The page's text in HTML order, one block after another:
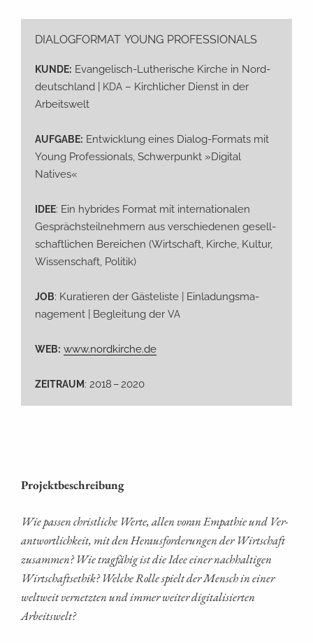
DIALOGFORMAT YOUNG PROFESSIONALS
KUNDE: Evan­ge­lisch-Luthe­ri­sche Kir­che in Nord­
deutsch­land |
KDA – Kirch­li­cher Dienst in der
Arbeitswelt
AUFGABE: Ent­wick­lung eines Dia­log-For­mats mit
Young Pro­fes­sio­nals, Schwer­punkt »Digi­tal
Natives«
IDEE: Ein hybri­des For­mat mit inter­na­tio­na­len
Gesprächs­teil­neh­mern aus ver­schie­de­nen gesell­
schaft­li­chen Berei­chen (Wirt­schaft, Kir­che, Kul­tur,
Wis­sen­schaft, Politik)
JOB: Kura­tie­ren der Gäs­te­lis­te | Ein­la­dungs­ma­
nage­ment | Beglei­tung der VA
WEB: www.nordkirche.de
ZEITRAUM : 2018 – 2020
Pro­jekt­be­schrei­bung
Wie pas­sen christ­li­che Wer­te, allen vor­an Empa­thie und Ver­
ant­wort­lich­keit, mit den Her­aus­for­de­run­gen der Wirt­schaft
zusam­men? Wie trag­fä­hig ist die Idee einer nach­hal­ti­gen
Wirt­schafts­ethik? Wel­che Rol­le spielt der Mensch in einer
welt­weit ver­netz­ten und immer wei­ter digi­ta­li­sier­ten
Arbeitswelt?